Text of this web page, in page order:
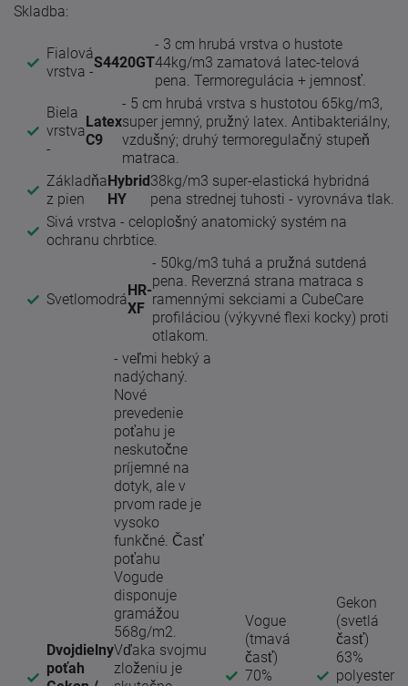
Skladba:
Fialová
vrstva -
S4420GT
- 3 cm hrubá vrstva o hustote
44kg/m3 zamatová latec-telová
pena. Termoregulácia + jemnosť.
Biela
vrstva
-
Latex
C9
- 5 cm hrubá vrstva s hustotou 65kg/m3,
super jemný, pružný latex. Antibakteriálny,
vzdušný; druhý termoregulačný stupeň
matraca.
Základňa
z pien
Hybrid
HY
38kg/m3 super-elastická hybridná
pena strednej tuhosti - vyrovnáva tlak.
Sivá vrstva - celoplošný anatomický systém na
ochranu chrbtice.
Svetlomodrá
HR-
XF
- 50kg/m3 tuhá a pružná sutdená
pena. Reverzná strana matraca s
ramennými sekciami a CubeCare
profiláciou (výkyvné flexi kocky) proti
otlakom.
Dvojdielny
poťah
- veľmi hebký a
nadýchaný.
Nové
prevedenie
poťahu je
neskutočne
príjemné na
dotyk, ale v
prvom rade je
vysoko
funkčné. Časť
poťahu
Vogude
disponuje
gramážou
568g/m2.
Vďaka svojmu
zloženiu je
Vogue
(tmavá
časť)
70%
Gekon
(svetlá
časť)
63%
polyester